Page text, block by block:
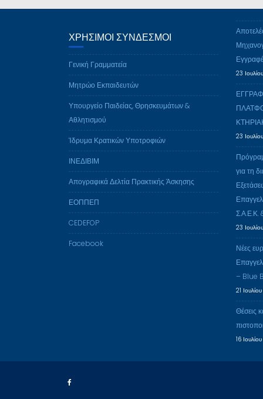
ΧΡΉΣΙΜΟΙ ΣΎΝΔΕΣΜΟΙ
Γενική Γραμματεία
Μητρώο Εκπαιδευτών
Υπουργείο Παιδείας, Θρησκευμάτων &
Αθλητισμού
Ίδρυμα Κρατικών Υποτροφιών
ΙΝΕΔΙΒΙΜ
Απογραφικά Δελτία Πρακτικής Άσκησης
ΕΟΠΠΕΠ
CEDEFOP
Facebook
23
23
για τη
Σ.Α.Ε.Κ.
23
Νέες
– Blue
21
Θέσεις
16